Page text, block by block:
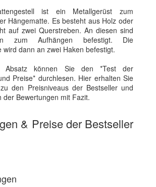
ist ein Metallgerüst zum
Hängematte. Es besteht aus Holz oder
auf zwei Querstreben. An diesen sind
zum Aufhängen befestigt. Die
wird dann an zwei Haken befestigt.
Absatz können Sie den *Test der
Preise* durchlesen. Hier erhalten Sie
den Preisniveaus der Bestseller und
der Bewertungen mit Fazit.
& Preise der Bestseller